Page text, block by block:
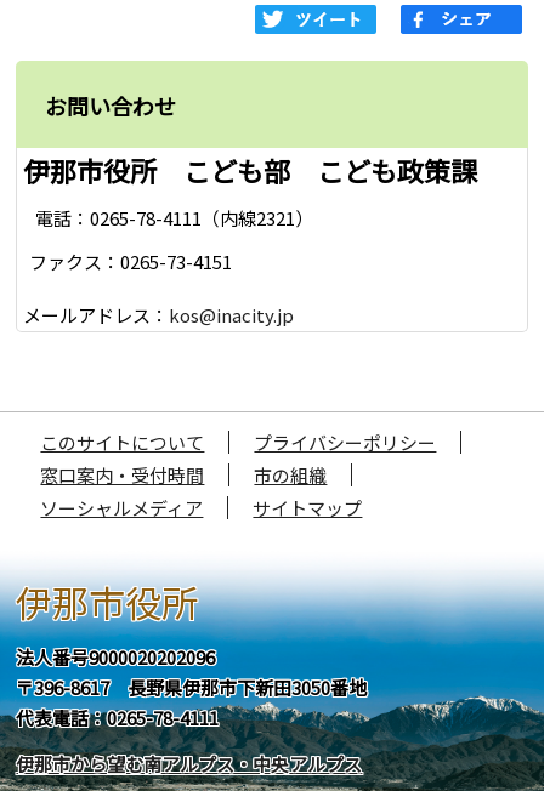
お問い合わせ
伊那市役所 こども部 こども政策課
電話：0265-78-4111（内線2321）
ファクス：0265-73-4151
メールアドレス： kos@inacity.jp
このサイトについて
プライバシーポリシー
窓口案内・受付時間
市の組織
ソーシャルメディア
サイトマップ
伊那市役所
法人番号9000020202096
〒396-8617 長野県伊那市下新田3050番地
代表電話：0265-78-4111
伊那市から望む南アルプス・中央アルプス